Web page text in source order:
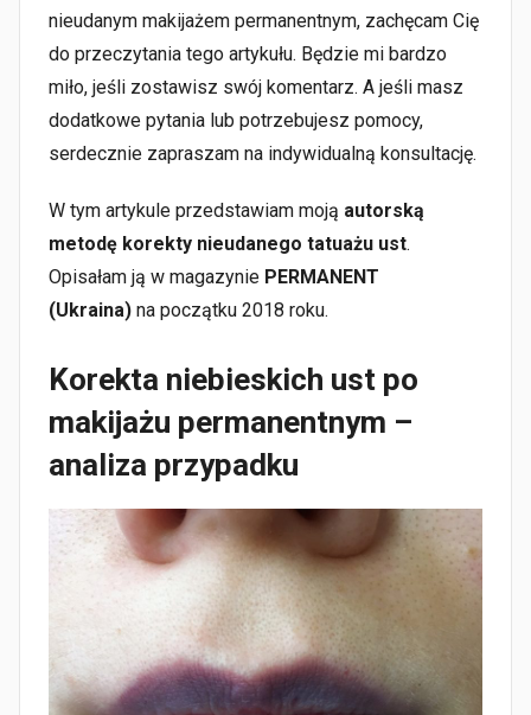
nieudanym makijażem permanentnym, zachęcam Cię
do przeczytania tego artykułu. Będzie mi bardzo
miło, jeśli zostawisz swój komentarz. A jeśli masz
dodatkowe pytania lub potrzebujesz pomocy,
serdecznie zapraszam na indywidualną konsultację.
W tym artykule przedstawiam moją autorską
metodę korekty nieudanego tatuażu ust.
Opisałam ją w magazynie PERMANENT
(Ukraina) na początku 2018 roku.
Korekta niebieskich ust po
makijażu permanentnym –
analiza przypadku